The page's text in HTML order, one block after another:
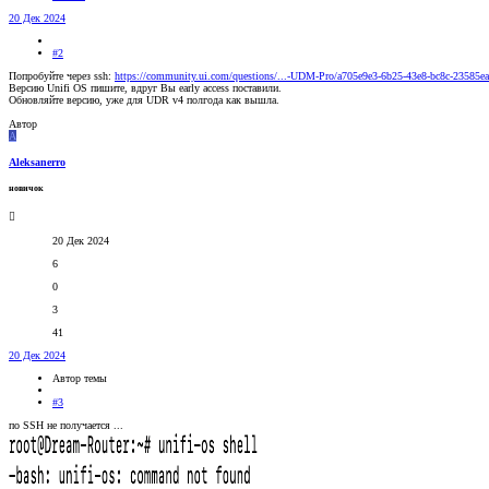
20 Дек 2024
#2
Попробуйте через ssh: https://community.ui.com/questions/...-UDM-Pro/a705e9e3-6b25-43e8-bc8c-
Версию Unifi OS пишите, вдруг Вы early access поставили.
Обновляйте версию, уже для UDR v4 полгода как вышла.
Автор
A
Aleksanerro
новичок
20 Дек 2024
6
0
3
41
20 Дек 2024
Автор темы
#3
по SSH не получается ...